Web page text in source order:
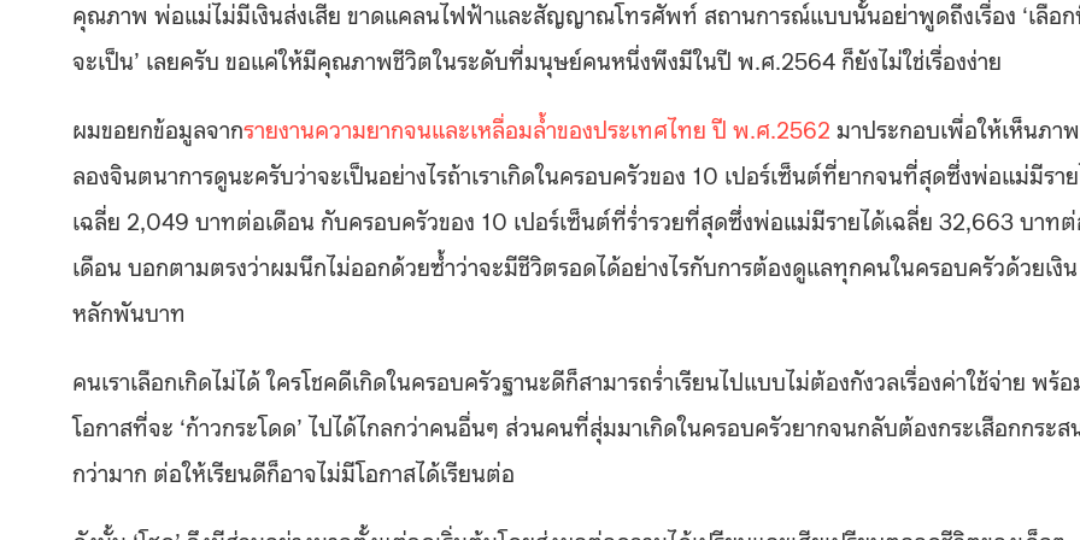
คุณภาพ พ่อแม่ไม่มีเงินส่งเสีย ขาดแคลนไฟฟ้าและสัญญาณโทรศัพท์ สถานการณ์แบบนั้นอย่าพูดถึงเรื่อง ‘เลือ
จะเป็น’ เลยครับ ขอแค่ให้มีคุณภาพชีวิตในระดับที่มนุษย์คนหนึ่งพึงมีในปี พ.ศ.2564 ก็ยังไม่ใช่เรื่องง่าย
ผมขอยกข้อมูลจากรายงานความยากจนและเหลื่อมล้ำของประเทศไทย ปี พ.ศ.2562 มาประกอบเพื่อให้เห็นภาพ
ลองจินตนาการดูนะครับว่าจะเป็นอย่างไรถ้าเราเกิดในครอบครัวของ 10 เปอร์เซ็นต์ที่ยากจนที่สุดซึ่งพ่อแม่มีรา
เฉลี่ย 2,049 บาทต่อเดือน กับครอบครัวของ 10 เปอร์เซ็นต์ที่ร่ำรวยที่สุดซึ่งพ่อแม่มีรายได้เฉลี่ย 32,663 บาท
เดือน บอกตามตรงว่าผมนึกไม่ออกด้วยซ้ำว่าจะมีชีวิตรอดได้อย่างไรกับการต้องดูแลทุกคนในครอบครัวด้วยเงิน
หลักพันบาท
คนเราเลือกเกิดไม่ได้ ใครโชคดีเกิดในครอบครัวฐานะดีก็สามารถร่ำเรียนไปแบบไม่ต้องกังวลเรื่องค่าใช้จ่าย พร้อ
โอกาสที่จะ ‘ก้าวกระโดด’ ไปได้ไกลกว่าคนอื่นๆ ส่วนคนที่สุ่มมาเกิดในครอบครัวยากจนกลับต้องกระเสือกกระส
กว่ามาก ต่อให้เรียนดีก็อาจไม่มีโอกาสได้เรียนต่อ